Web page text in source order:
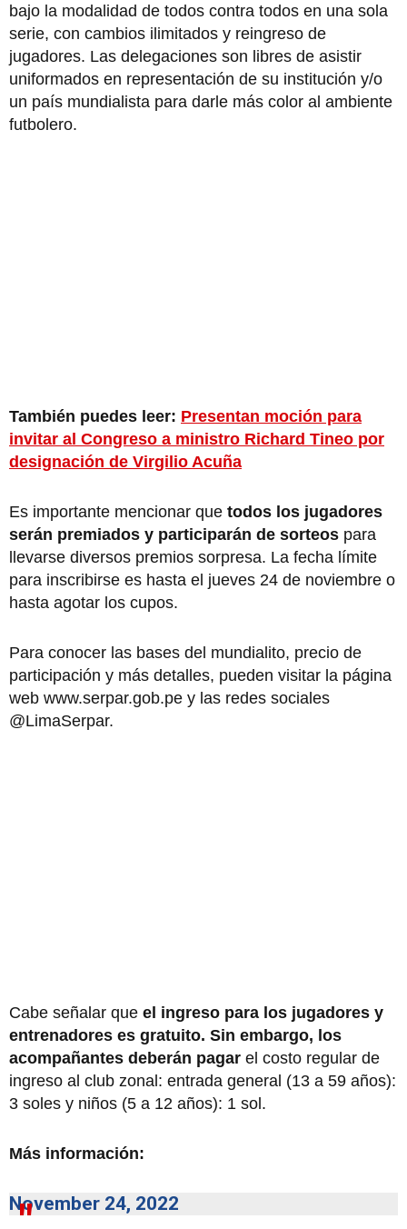
bajo la modalidad de todos contra todos en una sola
serie, con cambios ilimitados y reingreso de
jugadores. Las delegaciones son libres de asistir
uniformados en representación de su institución y/o
un país mundialista para darle más color al ambiente
futbolero.
También puedes leer: Presentan moción para
invitar al Congreso a ministro Richard Tineo por
designación de Virgilio Acuña
Es importante mencionar que todos los jugadores
serán premiados y participarán de sorteos para
llevarse diversos premios sorpresa. La fecha límite
para inscribirse es hasta el jueves 24 de noviembre o
hasta agotar los cupos.
Para conocer las bases del mundialito, precio de
participación y más detalles, pueden visitar la página
web www.serpar.gob.pe y las redes sociales
@LimaSerpar.
Cabe señalar que el ingreso para los jugadores y
entrenadores es gratuito. Sin embargo, los
acompañantes deberán pagar el costo regular de
ingreso al club zonal: entrada general (13 a 59 años):
3 soles y niños (5 a 12 años): 1 sol.
Más información:
November 24, 2022